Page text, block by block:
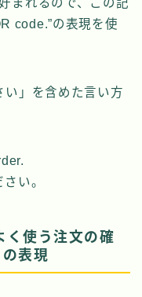
まれるので、この記
code.”の表現を使
い」を含めた言い方
い。
く使う注文の確
表現